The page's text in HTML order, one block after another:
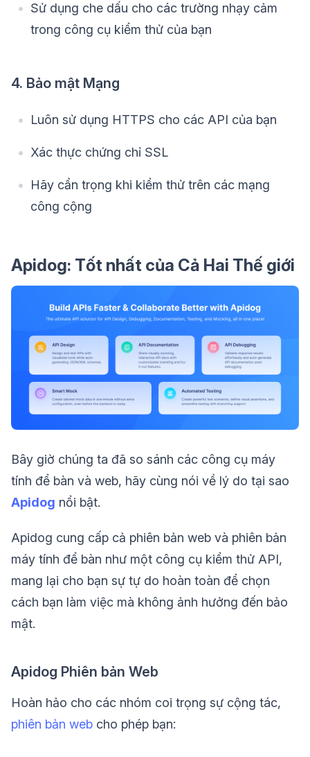
Sử dụng che dấu cho các trường nhạy cảm
trong công cụ kiểm thử của bạn
4. Bảo mật Mạng
Luôn sử dụng HTTPS cho các API của bạn
Xác thực chứng chỉ SSL
Hãy cẩn trọng khi kiểm thử trên các mạng
công cộng
Apidog: Tốt nhất của Cả Hai Thế giới
Bây giờ chúng ta đã so sánh các công cụ máy
tính để bàn và web, hãy cùng nói về lý do tại sao
Apidog nổi bật.
Apidog cung cấp cả phiên bản web và phiên bản
máy tính để bàn như một công cụ kiểm thử API,
mang lại cho bạn sự tự do hoàn toàn để chọn
cách bạn làm việc mà không ảnh hưởng đến bảo
mật.
Apidog Phiên bản Web
Hoàn hảo cho các nhóm coi trọng sự cộng tác,
phiên bản web cho phép bạn: